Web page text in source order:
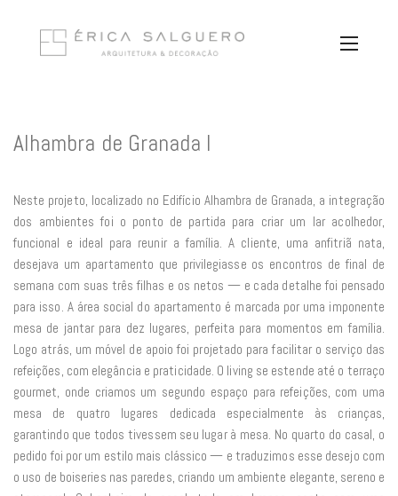
Alhambra de Granada I
Neste projeto, localizado no Edifício Alhambra de Granada, a integração
dos ambientes foi o ponto de partida para criar um lar acolhedor,
funcional e ideal para reunir a família. A cliente, uma anfitriã nata,
desejava um apartamento que privilegiasse os encontros de final de
semana com suas três filhas e os netos — e cada detalhe foi pensado
para isso. A área social do apartamento é marcada por uma imponente
mesa de jantar para dez lugares, perfeita para momentos em família.
Logo atrás, um móvel de apoio foi projetado para facilitar o serviço das
refeições, com elegância e praticidade. O living se estende até o terraço
gourmet, onde criamos um segundo espaço para refeições, com uma
mesa de quatro lugares dedicada especialmente às crianças,
garantindo que todos tivessem seu lugar à mesa. No quarto do casal, o
pedido foi por um estilo mais clássico — e traduzimos esse desejo com
o uso de boiseries nas paredes, criando um ambiente elegante, sereno e